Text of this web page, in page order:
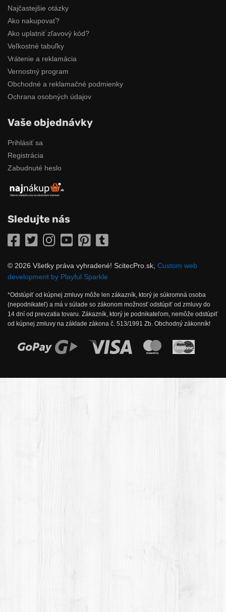
Najčastejšie otázky
Ako nakupovať?
Ako uplatniť zľavový kód?
Veľkostné tabuľky
Vrátenie a reklamácia
Vernostný program
Obchodné a reklamačné podmienky
Ochrana osobných údajov
Vaše objednávky
Prihlásiť sa
Registrácia
Zabudnuté heslo
Sledujte nás
Facebook
TwitterInstagramYouTubePinterest
© 2026 Všetky práva vyhradené! ScitecPro.sk, Custom web
development by Playful Sparkle
*Odstúpiť od kúpnej zmluvy môže len zákazník, ktorý je súkromná osoba
(nepodnikateľ) a má v súlade so zákonom možnosť odstúpiť od zmluvy do
14 dní od prevzatia tovaru. Zákazník, ktorý je podnikateľom, nemôže odstúpiť
od kúpnej zmluvy na základe zákona č. 513/1991 Zb. Obchodný zákonník!
Možnosti online platby